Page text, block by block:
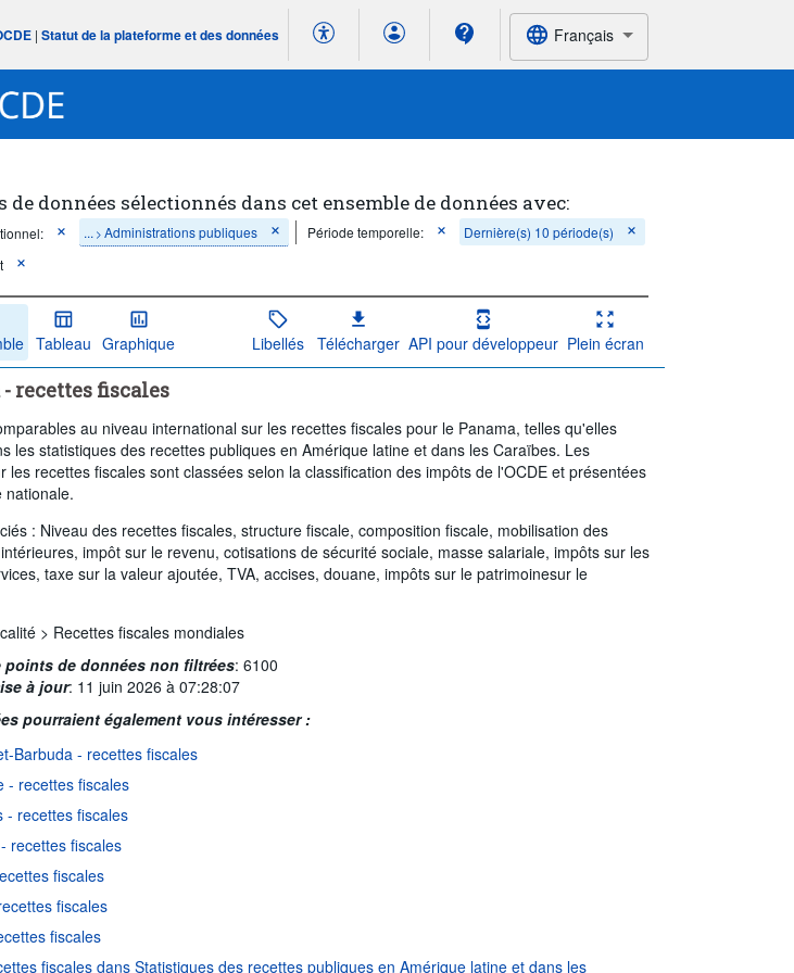
|Statut de la plateforme et des données Français
de données sélectionnés dans cet ensemble de données avec:
... > Administrations publiques Période temporelle:
Dernière(s) 10 période(s)
Tableau Graphique Libellés Télécharger API pour développeur Plein écran
recettes fiscales
au niveau international sur les recettes fiscales pour le Panama, telles qu'elles
les statistiques des recettes publiques en Amérique latine et dans les Caraïbes. Les
les recettes fiscales sont classées selon la classification des impôts de l'OCDE et présentées
nationale.
: Niveau des recettes fiscales, structure fiscale, composition fiscale, mobilisation des
impôt sur le revenu, cotisations de sécurité sociale, masse salariale, impôts sur les
taxe sur la valeur ajoutée, TVA, accises, douane, impôts sur le patrimoinesur le
> Recettes fiscales mondiales
points de données non filtrées:6100
à jour: 11 juin 2026 à 07:28:07
pourraient également vous intéresser :
Barbuda - recettes fiscales
- recettes fiscales
- recettes fiscales
recettes fiscales
fiscales
fiscales
fiscales
fiscales dans Statistiques des recettes publiques en Amérique latine et dans les